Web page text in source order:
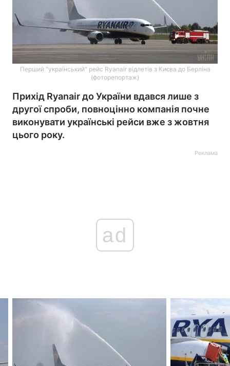
Перший "український" рейс Ryanair відлетів з Києва до Берліна
(фоторепортаж)
Прихід Ryanair до України вдався лише з
другої спроби, повноцінно компанія почне
виконувати українські рейси вже з жовтня
цього року.
Реклама
ad